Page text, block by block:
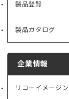
製品登録
製品カタログ
企業情報
リコーイメージ
（新